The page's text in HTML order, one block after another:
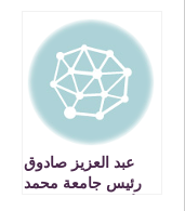
عبد العزيز صادوق
رئيس جامعة محمد